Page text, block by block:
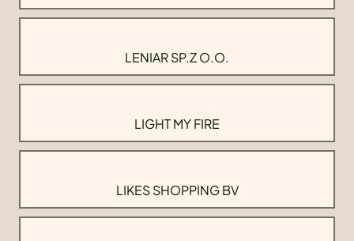
LENIAR SP.Z O.O.
LIGHT MY FIRE
LIKES SHOPPING BV